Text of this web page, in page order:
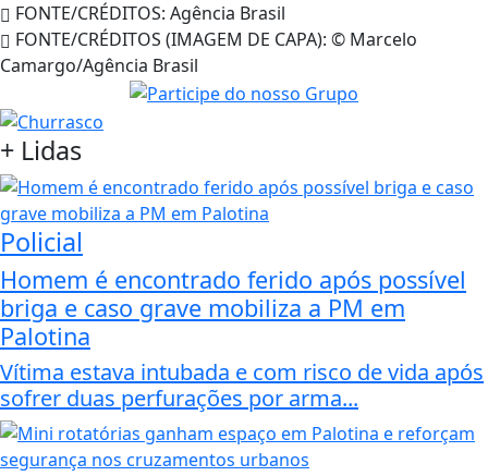
FONTE/CRÉDITOS: Agência Brasil
FONTE/CRÉDITOS (IMAGEM DE CAPA): © Marcelo
Camargo/Agência Brasil
+ Lidas
Policial
Homem é encontrado ferido após possível
briga e caso grave mobiliza a PM em
Palotina
Vítima estava intubada e com risco de vida após
sofrer duas perfurações por arma...